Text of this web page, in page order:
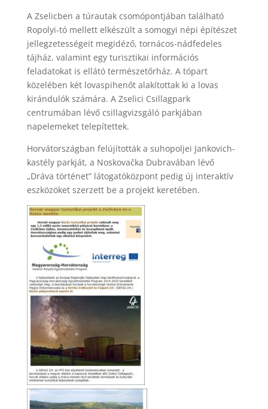
A Zselicben a túrautak csomópontjában található
Ropolyi-tó mellett elkészült a somogyi népi építészet
jellegzetességeit megidéző, tornácos-nádfedeles
tájház, valamint egy turisztikai információs
feladatokat is ellátó természetőrház. A tópart
közelében két lovaspihenőt alakítottak ki a lovas
kirándulók számára. A Zselici Csillagpark
centrumában lévő csillagvizsgáló parkjában
napelemeket telepítettek.
Horvátországban felújították a suhopoljei Jankovich-
kastély parkját, a Noskovačka Dubravában lévő
„Dráva történet” látogatóközpont pedig új interaktív
eszközöket szerzett be a projekt keretében.